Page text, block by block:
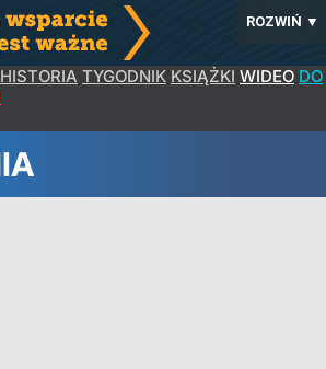
ROZWIŃ ▼
HISTORIA TYGODNIK KSIĄŻKI WIDEO DO